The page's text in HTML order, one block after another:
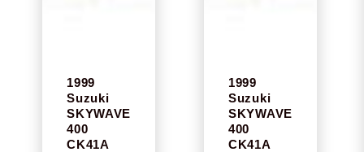
1999
Suzuki
SKYWAVE
400
CK41A
1999
Suzuki
SKYWAVE
400
CK41A